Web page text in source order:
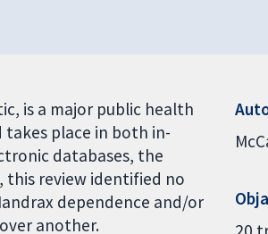
is a major public health
takes place in both in-
databases, the
review identified no
dependence and/or
another.